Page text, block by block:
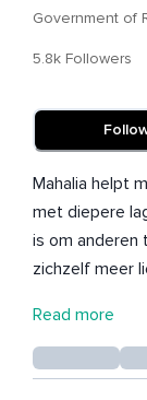
Government of
5.8k Followers
Mahalia helpt
met diepere
is om anderen
zichzelf meer
500.000
workshops,
Read more